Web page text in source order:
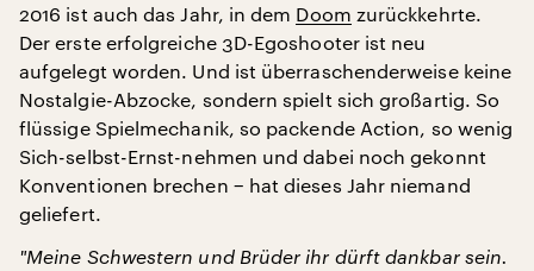
2016 ist auch das Jahr, in dem Doom zurückkehrte.
Der erste erfolgreiche 3D-Egoshooter ist neu
aufgelegt worden. Und ist überraschenderweise keine
Nostalgie-Abzocke, sondern spielt sich großartig. So
flüssige Spielmechanik, so packende Action, so wenig
Sich-selbst-Ernst-nehmen und dabei noch gekonnt
Konventionen brechen − hat dieses Jahr niemand
geliefert.
"Meine Schwestern und Brüder ihr dürft dankbar sein.